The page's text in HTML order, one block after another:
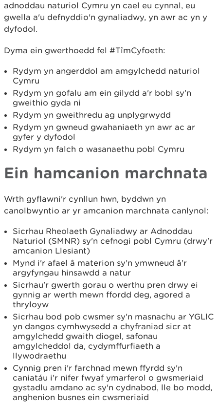
adnoddau naturiol Cymru yn cael eu cynnal, eu
gwella a'u defnyddio'n gynaliadwy, yn awr ac yn y
dyfodol.
Dyma ein gwerthoedd fel #TîmCyfoeth:
Rydym yn angerddol am amgylchedd naturiol
Cymru
Rydym yn gofalu am ein gilydd a'r bobl sy’n
gweithio gyda ni
Rydym yn gweithredu ag unplygrwydd
Rydym yn gwneud gwahaniaeth yn awr ac ar
gyfer y dyfodol
Rydym yn falch o wasanaethu pobl Cymru
Ein hamcanion marchnata
Wrth gyflawni'r cynllun hwn, byddwn yn
canolbwyntio ar yr amcanion marchnata canlynol:
Sicrhau Rheolaeth Gynaliadwy ar Adnoddau
Naturiol (SMNR) sy'n cefnogi pobl Cymru (drwy'r
amcanion Llesiant)
Mynd i'r afael â materion sy'n ymwneud â'r
argyfyngau hinsawdd a natur
Sicrhau'r gwerth gorau o werthu pren drwy ei
gynnig ar werth mewn ffordd deg, agored a
thryloyw
Sicrhau bod pob cwsmer sy'n masnachu ar YGLlC
yn dangos cymhwysedd a chyfraniad sicr at
amgylchedd gwaith diogel, safonau
amgylcheddol da, cydymffurfiaeth a
llywodraethu
Cynnig pren i'r farchnad mewn ffyrdd sy'n
caniatáu i'r nifer fwyaf ymarferol o gwsmeriaid
gystadlu amdano ac sy'n cydnabod, lle bo modd,
anghenion busnes ein cwsmeriaid